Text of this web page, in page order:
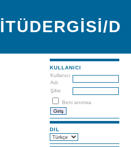
İTÜDERGİSİ/D
KULLANICI
Kullanıcı
Adı
Şifre
Beni anımsa
DIL